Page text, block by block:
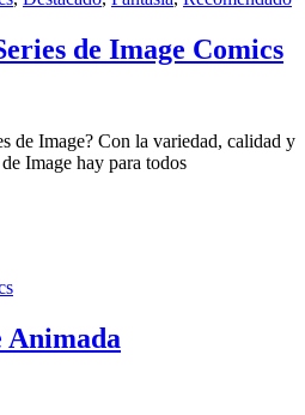
de Image Comics
de Image? Con la variedad, calidad y
Image hay para todos
Animada